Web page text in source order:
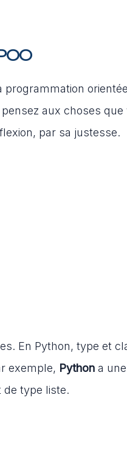
programmation
aux choses
par sa justesse.
En Python, type et
exemple, Python a une
type liste.